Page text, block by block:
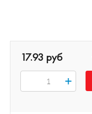
17.93 руб
+